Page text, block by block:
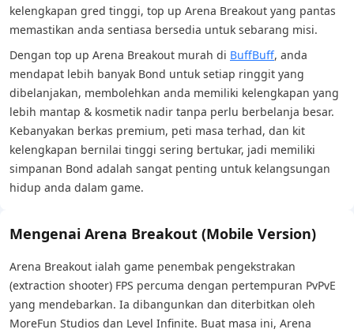
kelengkapan gred tinggi, top up Arena Breakout yang pantas
memastikan anda sentiasa bersedia untuk sebarang misi.
Dengan top up Arena Breakout murah di BuffBuff, anda
mendapat lebih banyak Bond untuk setiap ringgit yang
dibelanjakan, membolehkan anda memiliki kelengkapan yang
lebih mantap & kosmetik nadir tanpa perlu berbelanja besar.
Kebanyakan berkas premium, peti masa terhad, dan kit
kelengkapan bernilai tinggi sering bertukar, jadi memiliki
simpanan Bond adalah sangat penting untuk kelangsungan
hidup anda dalam game.
Mengenai Arena Breakout (Mobile Version)
Arena Breakout ialah game penembak pengekstrakan
(extraction shooter) FPS percuma dengan pertempuran PvPvE
yang mendebarkan. Ia dibangunkan dan diterbitkan oleh
MoreFun Studios dan Level Infinite. Buat masa ini, Arena